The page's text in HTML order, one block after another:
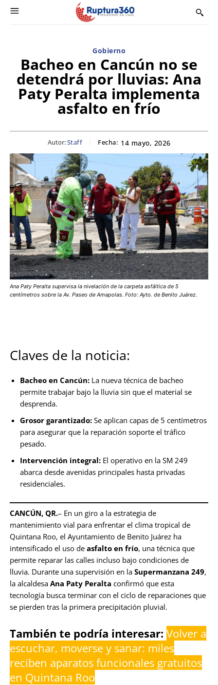
Gobierno
Bacheo en Cancún no se
detendrá por lluvias: Ana
Paty Peralta implementa
asfalto en frío
Autor:Staff Fecha: 14 mayo, 2026
Ana Paty Peralta supervisa la nivelación de la carpeta asfáltica de 5
centímetros sobre la Av. Paseo de Amapolas. Foto: Ayto. de Benito Juárez.
Claves de la noticia:
Bacheo en Cancún: La nueva técnica de bacheo
permite trabajar bajo la lluvia sin que el material se
desprenda.
Grosor garantizado: Se aplican capas de 5 centímetros
para asegurar que la reparación soporte el tráfico
pesado.
Intervención integral: El operativo en la SM 249
abarca desde avenidas principales hasta privadas
residenciales.
CANCÚN, QR.– En un giro a la estrategia de
mantenimiento vial para enfrentar el clima tropical de
Quintana Roo, el Ayuntamiento de Benito Juárez ha
intensificado el uso de asfalto en frío, una técnica que
permite reparar las calles incluso bajo condiciones de
lluvia. Durante una supervisión en la Supermanzana 249,
la alcaldesa Ana Paty Peralta confirmó que esta
tecnología busca terminar con el ciclo de reparaciones que
se pierden tras la primera precipitación pluvial.
También te podría interesar: Volver a
escuchar, moverse y sanar: miles
reciben aparatos funcionales gratuitos
en Quintana Roo